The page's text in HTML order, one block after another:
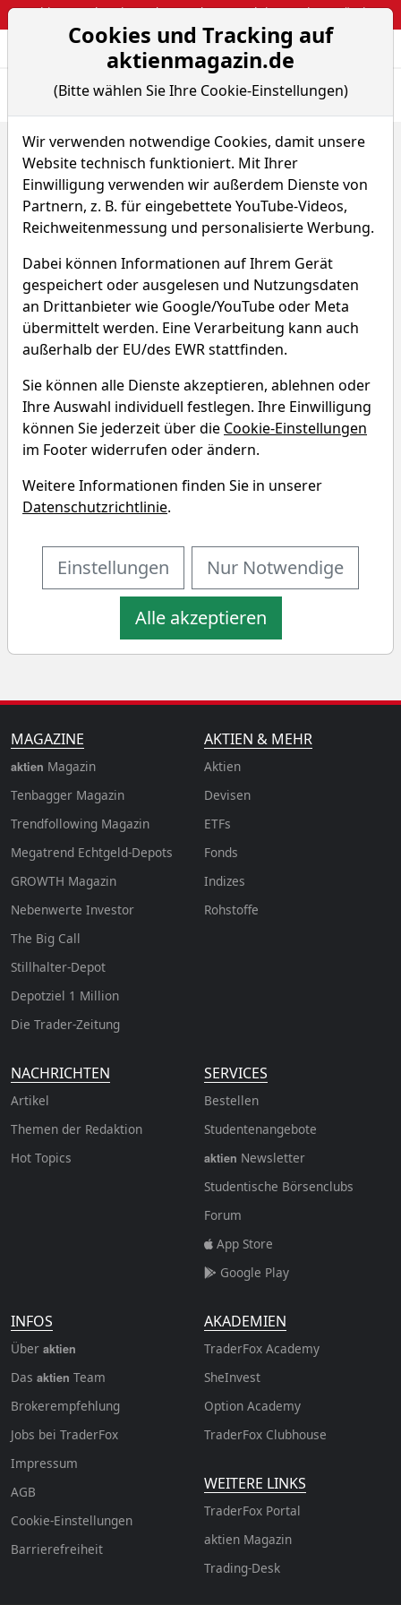
Webinar: So kassierst du trotzdem attraktive Optionsprämien
Aktien- und
Home Aktien
Sinopec Kantons Holdings Ltd.
Sparplan-Simulator
Sinopec Kantons Holdings
Aktie
Watchlist SAK WKN 923923
Sinopec Kantons Holdings
Sparplan-Simulator
Startkapital monatlicher Sparbetrag
Startdatum wählen
Aktualisiere
MAGAZINE
aktien Magazin
Tenbagger Magazin
Trendfollowing Magazin
Megatrend Echtgeld-Depots
GROWTH Magazin
Nebenwerte Investor
The Big Call
Stillhalter-Depot
Depotziel 1 Million
Die Trader-Zeitung
AKTIEN & MEHR
Aktien
Devisen
ETFs
Fonds
Indizes
Rohstoffe
NACHRICHTEN
Artikel
Themen der Redaktion
Hot Topics
SERVICES
Bestellen
Studentenangebote
aktien Newsletter
Studentische Börsenclubs
Forum
App Store
Google Play
INFOS
Über aktien
Das aktien Team
Brokerempfehlung
Jobs bei TraderFox
Impressum
AGB
Cookie-Einstellungen
Barrierefreiheit
AKADEMIEN
TraderFox Academy
SheInvest
Option Academy
TraderFox Clubhouse
WEITERE LINKS
TraderFox Portal
aktien Magazin
Trading-Desk
Cookies und Tracking auf
aktienmagazin.de
(Bitte wählen Sie Ihre Cookie-Einstellungen)
Wir verwenden notwendige Cookies, damit unsere
Website technisch funktioniert. Mit Ihrer
Einwilligung verwenden wir außerdem Dienste von
Partnern, z. B. für eingebettete YouTube-Videos,
Reichweitenmessung und personalisierte Werbung.
Dabei können Informationen auf Ihrem Gerät
gespeichert oder ausgelesen und Nutzungsdaten
an Drittanbieter wie Google/YouTube oder Meta
übermittelt werden. Eine Verarbeitung kann auch
außerhalb der EU/des EWR stattfinden.
Sie können alle Dienste akzeptieren, ablehnen oder
Ihre Auswahl individuell festlegen. Ihre Einwilligung
können Sie jederzeit über die Cookie-Einstellungen
im Footer widerrufen oder ändern.
Weitere Informationen finden Sie in unserer
Datenschutzrichtlinie.
Einstellungen Nur Notwendige
Alle akzeptieren